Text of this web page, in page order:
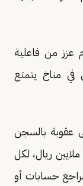
عزز من فاعلية
في مناخ يتمتع
عقوبة بالسجن
مدة تصل إلى 3 سنوات وغرامة تصل إلى 5 ملايين ريال، لكل
حسابات أو